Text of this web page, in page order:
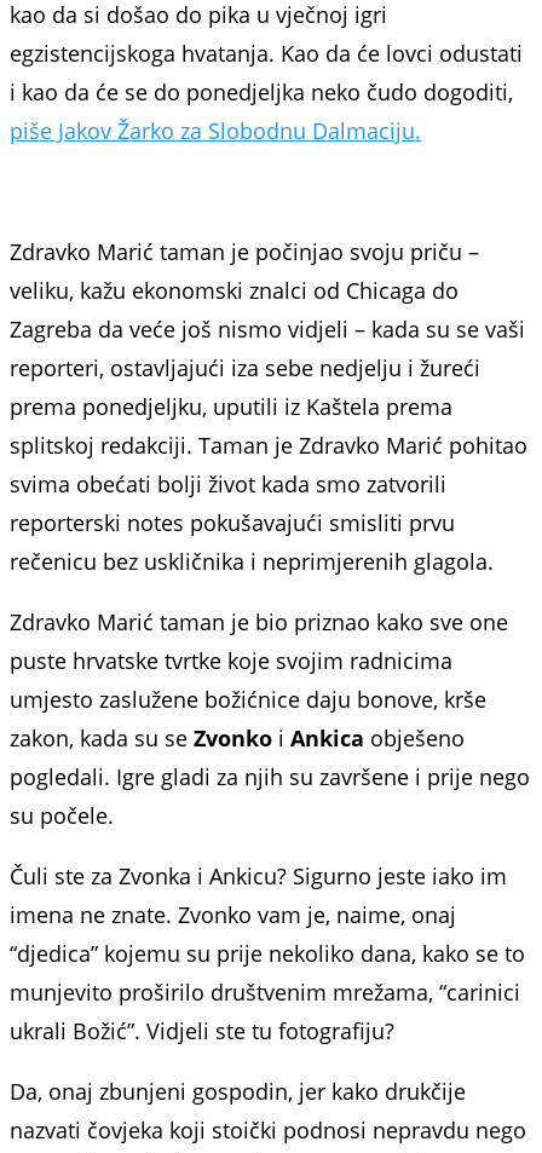
kao da si došao do pika u vječnoj igri
egzistencijskoga hvatanja. Kao da će lovci odustati
i kao da će se do ponedjeljka neko čudo dogoditi,
piše Jakov Žarko za Slobodnu Dalmaciju.
Zdravko Marić taman je počinjao svoju priču –
veliku, kažu ekonomski znalci od Chicaga do
Zagreba da veće još nismo vidjeli – kada su se vaši
reporteri, ostavljajući iza sebe nedjelju i žureći
prema ponedjeljku, uputili iz Kaštela prema
splitskoj redakciji. Taman je Zdravko Marić pohitao
svima obećati bolji život kada smo zatvorili
reporterski notes pokušavajući smisliti prvu
rečenicu bez uskličnika i neprimjerenih glagola.
Zdravko Marić taman je bio priznao kako sve one
puste hrvatske tvrtke koje svojim radnicima
umjesto zaslužene božićnice daju bonove, krše
zakon, kada su se Zvonko i Ankica obješeno
pogledali. Igre gladi za njih su završene i prije nego
su počele.
Čuli ste za Zvonka i Ankicu? Sigurno jeste iako im
imena ne znate. Zvonko vam je, naime, onaj
“djedica” kojemu su prije nekoliko dana, kako se to
munjevito proširilo društvenim mrežama, “carinici
ukrali Božić”. Vidjeli ste tu fotografiju?
Da, onaj zbunjeni gospodin, jer kako drukčije
nazvati čovjeka koji stoički podnosi nepravdu nego